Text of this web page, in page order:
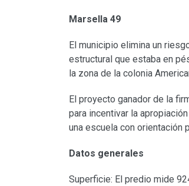
Marsella 49
El municipio elimina un
estructural que estaba en
la zona de la colonia
El proyecto ganador de la
para incentivar la
una escuela con orientación
Datos generales
Superficie: El predio mide